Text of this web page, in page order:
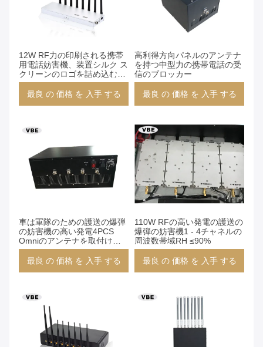
12W RF力の印刷される携帯
用電話妨害機、装置シルク ス
クリーンのロゴを詰め込む携
帯電話
最良 の 価格 を 入手 する
高利得方向パネルのアンテナ
を持つ中型力の携帯電話の受
信のブロッカー
最良 の 価格 を 入手 する
車は軍隊のための護送の爆弾
の妨害機の高い発電4PCS
Omniのアンテナを取付けま
した
最良 の 価格 を 入手 する
110W RFの高い発電の護送の
爆弾の妨害機1 - 4チャネルの
周波数帯域RH ≤90%
最良 の 価格 を 入手 する